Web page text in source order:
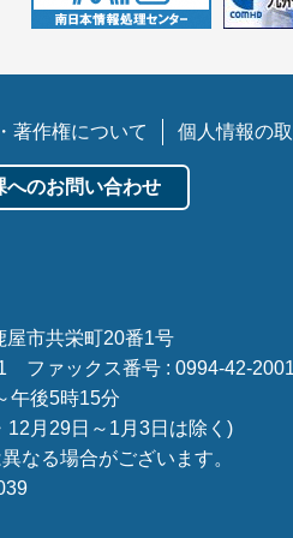
著作権について 個人情報の
へのお問い合わせ
屋市共栄町20番1号
ファックス番号 : 0994-42-
午後5時15分
12月29日～1月3日は除く)
なる場合がございます。